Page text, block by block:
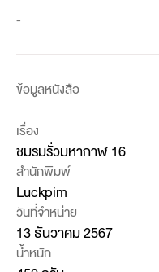
-
ข้อมูลหนังสือ
เรื่อง
ชมรมรั่วมหากาฬ 16
สำนักพิมพ์
Luckpim
วันที่จำหน่าย
13 ธันวาคม 2567
น้ำหนัก